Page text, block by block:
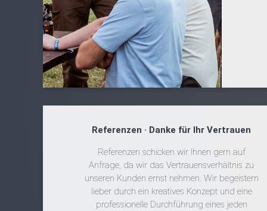
Referenzen · Danke für Ihr Vertrauen
Referenzen schicken wir Ihnen gern auf
Anfrage, da wir das Vertrauensverhältnis zu
unseren Kunden ernst nehmen. Wir begeistern
lieber durch ein kreatives Konzept und eine
professionelle Durchführung eines jeden